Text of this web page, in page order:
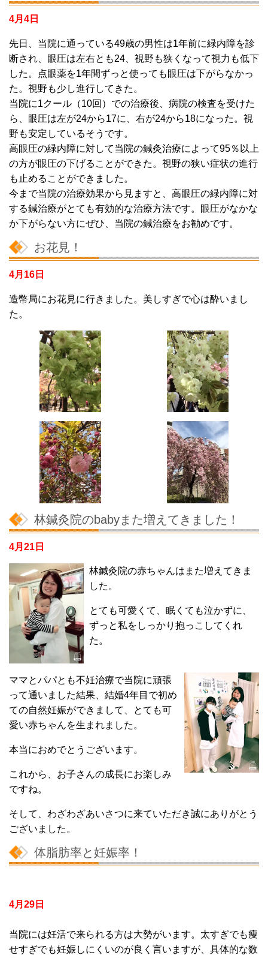
4月4日
先日、当院に通っている49歳の男性は1年前に緑内障を診
断され、眼圧は左右とも24、視野も狭くなって視力も低下
した。点眼薬を1年間ずっと使っても眼圧は下がらなかっ
た。視野も少し進行してきた。
当院に1クール（10回）での治療後、病院の検査を受けた
ら、眼圧は左が24から17に、右が24から18になった。視
野も安定しているそうです。
高眼圧の緑内障に対して当院の鍼灸治療によって95％以上
の方が眼圧の下げることができた。視野の狭い症状の進行
も止めることができました。
今まで当院の治療効果から見ますと、高眼圧の緑内障に対
する鍼治療がとても有効的な治療方法です。眼圧がなかな
か下がらない方にぜひ、当院の鍼治療をお勧めです。
お花見！
4月16日
造幣局にお花見に行きました。 美しすぎで心は酔いまし
た。
林鍼灸院のbabyまた増えてきました！
4月21日
林鍼灸院の赤ちゃんはまた増えてきま
した。
とても可愛くて、眠くても泣かずに、
ずっと私をしっかり抱っこしてくれ
た。
ママとパパとも不妊治療で当院に頑張
って通いました結果、結婚4年目で初め
ての自然妊娠ができまして、とても可
愛い赤ちゃんを生まれました。
本当におめでとうございます。
これから、お子さんの成長にお楽しみ
ですね。
そして、わざわざあいさつに来ていただき誠にありがとう
ございました。
体脂肪率と妊娠率！
4月29日
当院には妊活で来られる方は大勢がいます。太すぎでも痩
せすぎでも妊娠しにくいのが良く言いますが、具体的な数